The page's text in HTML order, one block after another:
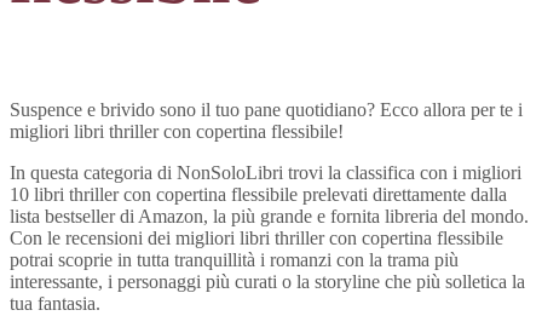
Suspence e brivido sono il tuo pane quotidiano? Ecco allora per te i
migliori libri thriller con copertina flessibile!
In questa categoria di NonSoloLibri trovi la classifica con i migliori
10 libri thriller con copertina flessibile prelevati direttamente dalla
lista bestseller di Amazon, la più grande e fornita libreria del mondo.
Con le recensioni dei migliori libri thriller con copertina flessibile
potrai scoprie in tutta tranquillità i romanzi con la trama più
interessante, i personaggi più curati o la storyline che più solletica la
tua fantasia.